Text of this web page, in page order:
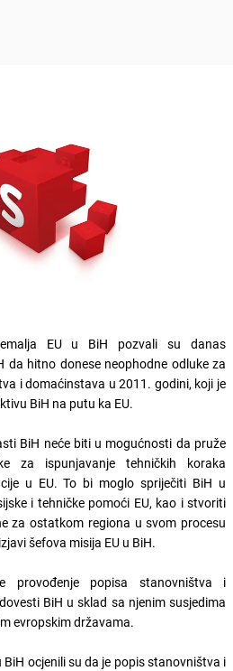
EU u BiH pozvali su danas
da hitno donese neophodne odluke za
i domaćinstava u 2011. godini, koji je
BiH na putu ka EU.
BiH neće biti u mogućnosti da pruže
za ispunjavanje tehničkih koraka
u EU. To bi moglo spriječiti BiH u
i tehničke pomoći EU, kao i stvoriti
za ostatkom regiona u svom procesu
šefova misija EU u BiH.
popisa stanovništva i
BiH u sklad sa njenim susjedima
evropskim državama.
BiH ocjenili su da je popis stanovništva i